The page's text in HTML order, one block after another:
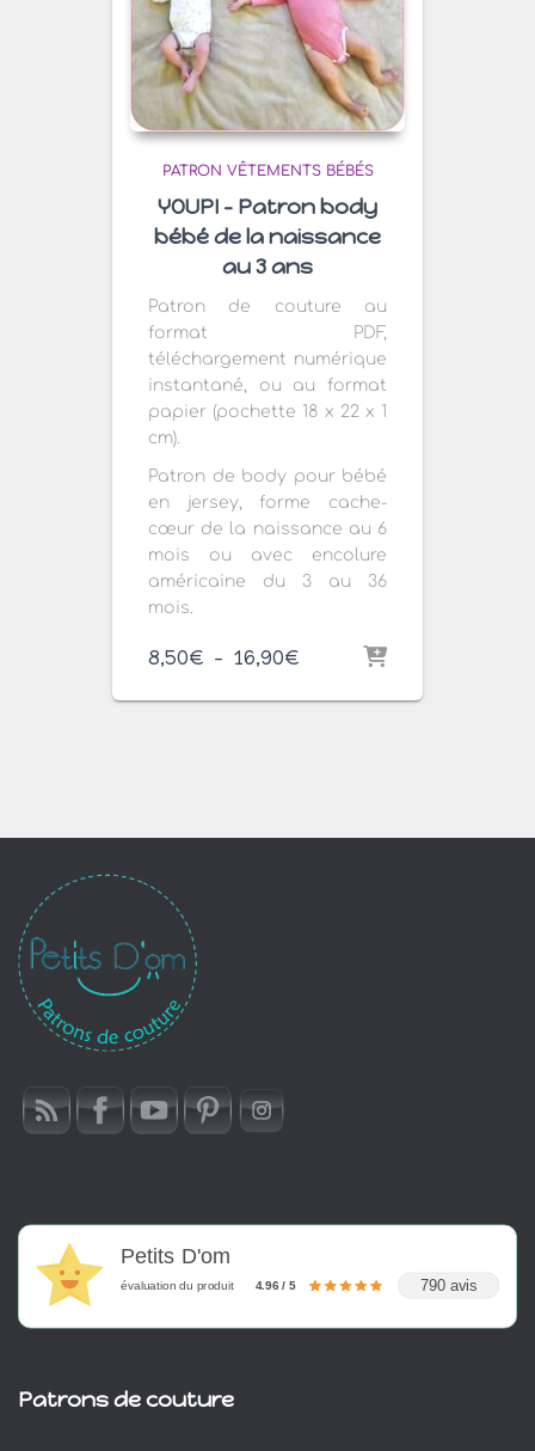
PATRON VÊTEMENTS BÉBÉS
YOUPI – Patron body
bébé de la naissance
au 3 ans
Patron de couture au
format PDF,
téléchargement numérique
instantané, ou au format
papier (pochette 18 x 22 x 1
cm).
Patron de body pour bébé
en jersey, forme cache-
cœur de la naissance au 6
mois ou avec encolure
américaine du 3 au 36
mois.
8,50€ – 16,90€
prix :
Petits D'om
évaluation du produit 4.96 / 5 790 avis
Patrons de couture